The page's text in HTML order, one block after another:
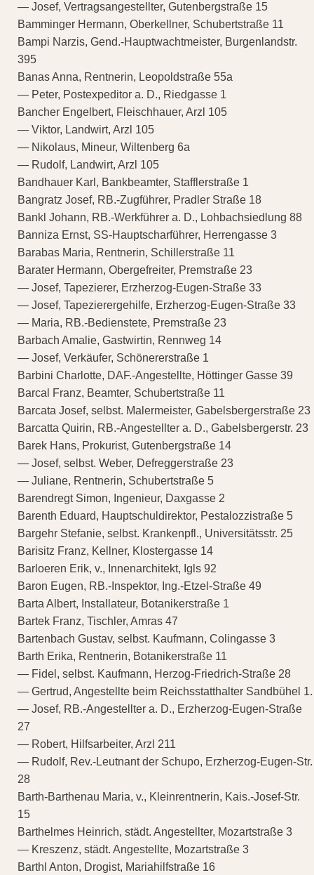
— Josef, Vertragsangestellter, Gutenbergstraße 15
Bamminger Hermann, Oberkellner, Schubertstraße 11
Bampi Narzis, Gend.-Hauptwachtmeister, Burgenlandstr.
395
Banas Anna, Rentnerin, Leopoldstraße 55a
— Peter, Postexpeditor a. D., Riedgasse 1
Bancher Engelbert, Fleischhauer, Arzl 105
— Viktor, Landwirt, Arzl 105
— Nikolaus, Mineur, Wiltenberg 6a
— Rudolf, Landwirt, Arzl 105
Bandhauer Karl, Bankbeamter, Stafflerstraße 1
Bangratz Josef, RB.-Zugführer, Pradler Straße 18
Bankl Johann, RB.-Werkführer a. D., Lohbachsiedlung 88
Banniza Ernst, SS-Hauptscharführer, Herrengasse 3
Barabas Maria, Rentnerin, Schillerstraße 11
Barater Hermann, Obergefreiter, Premstraße 23
— Josef, Tapezierer, Erzherzog-Eugen-Straße 33
— Josef, Tapezierergehilfe, Erzherzog-Eugen-Straße 33
— Maria, RB.-Bedienstete, Premstraße 23
Barbach Amalie, Gastwirtin, Rennweg 14
— Josef, Verkäufer, Schönererstraße 1
Barbini Charlotte, DAF.-Angestellte, Höttinger Gasse 39
Barcal Franz, Beamter, Schubertstraße 11
Barcata Josef, selbst. Malermeister, Gabelsbergerstraße 23
Barcatta Quirin, RB.-Angestellter a. D., Gabelsbergerstr. 23
Barek Hans, Prokurist, Gutenbergstraße 14
— Josef, selbst. Weber, Defreggerstraße 23
— Juliane, Rentnerin, Schubertstraße 5
Barendregt Simon, Ingenieur, Daxgasse 2
Barenth Eduard, Hauptschuldirektor, Pestalozzistraße 5
Bargehr Stefanie, selbst. Krankenpfl., Universitätsstr. 25
Barisitz Franz, Kellner, Klostergasse 14
Barloeren Erik, v., Innenarchitekt, Igls 92
Baron Eugen, RB.-Inspektor, Ing.-Etzel-Straße 49
Barta Albert, Installateur, Botanikerstraße 1
Bartek Franz, Tischler, Amras 47
Bartenbach Gustav, selbst. Kaufmann, Colingasse 3
Barth Erika, Rentnerin, Botanikerstraße 11
— Fidel, selbst. Kaufmann, Herzog-Friedrich-Straße 28
— Gertrud, Angestellte beim Reichsstatthalter Sandbühel 1.
— Josef, RB.-Angestellter a. D., Erzherzog-Eugen-Straße
27
— Robert, Hilfsarbeiter, Arzl 211
— Rudolf, Rev.-Leutnant der Schupo, Erzherzog-Eugen-Str.
28
Barth-Barthenau Maria, v., Kleinrentnerin, Kais.-Josef-Str.
15
Barthelmes Heinrich, städt. Angestellter, Mozartstraße 3
— Kreszenz, städt. Angestellte, Mozartstraße 3
Barthl Anton, Drogist, Mariahilfstraße 16